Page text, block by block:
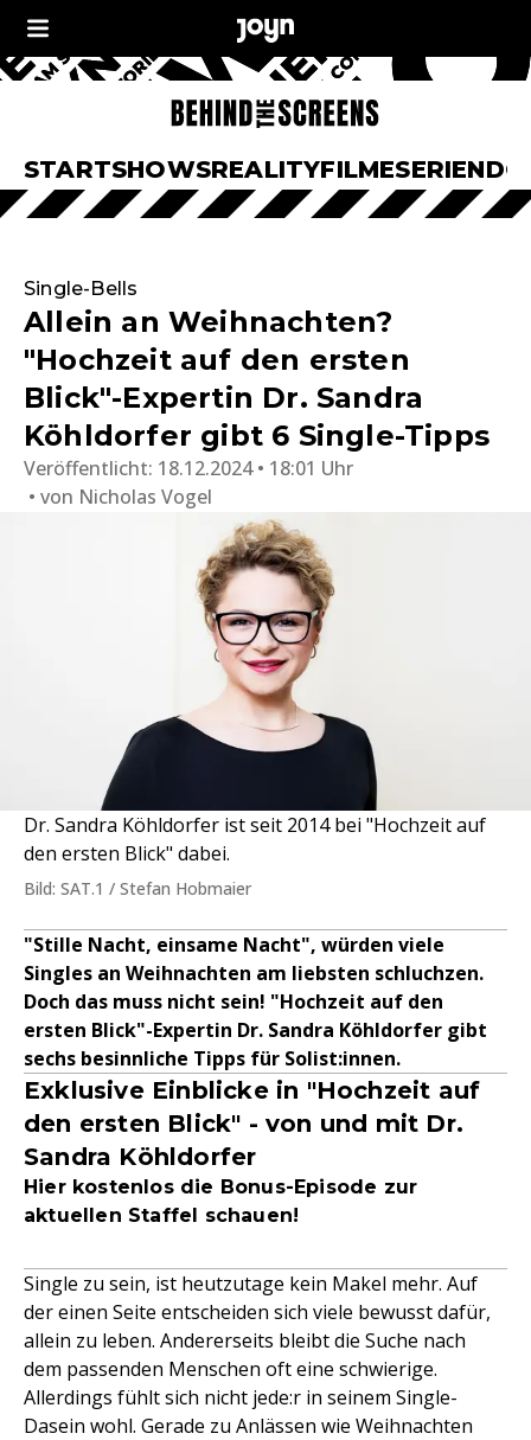
STARTSHOWSREALITYFILMESERIEN
Single-Bells
Allein an Weihnachten?
"Hochzeit auf den ersten
Blick"-Expertin Dr. Sandra
Köhldorfer gibt 6 Single-Tipps
Veröffentlicht: 18.12.2024 • 18:01 Uhr
von Nicholas Vogel
Dr. Sandra Köhldorfer ist seit 2014 bei "Hochzeit auf
den ersten Blick" dabei.
Bild: SAT.1 / Stefan Hobmaier
"Stille Nacht, einsame Nacht", würden viele
Singles an Weihnachten am liebsten schluchzen.
Doch das muss nicht sein! "Hochzeit auf den
ersten Blick"-Expertin Dr. Sandra Köhldorfer gibt
sechs besinnliche Tipps für Solist:innen.
Exklusive Einblicke in "Hochzeit auf
den ersten Blick" - von und mit Dr.
Sandra Köhldorfer
Hier kostenlos die Bonus-Episode zur
aktuellen Staffel schauen!
Single zu sein, ist heutzutage kein Makel mehr. Auf
der einen Seite entscheiden sich viele bewusst dafür,
allein zu leben. Andererseits bleibt die Suche nach
dem passenden Menschen oft eine schwierige.
Allerdings fühlt sich nicht jede:r in seinem Single-
Dasein wohl. Gerade zu Anlässen wie Weihnachten